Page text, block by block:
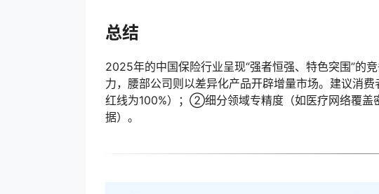
总结
2025年的中国保险行业呈现“强者恒强、特色突围”的
力，腰部公司则以差异化产品开辟增量市场。建议消
红线为100%）；②细分领域专精度（如医疗网络覆
据）。